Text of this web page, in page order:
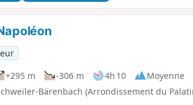
+295 m -306 m 4h 10
Moyenne
Bärenbach (Arrondissement du